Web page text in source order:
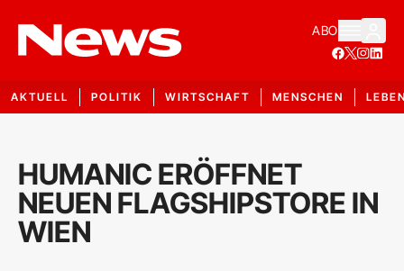
ABO
AKTUELL POLITIK WIRTSCHAFT MENSCHEN
HUMANIC ERÖFFNET
NEUEN FLAGSHIPSTORE IN
WIEN